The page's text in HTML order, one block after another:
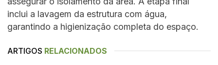
inclui a lavagem da estrutura com água,
garantindo a higienização completa do espaço.
ARTIGOS RELACIONADOS